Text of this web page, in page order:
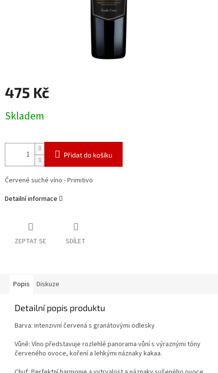
475 Kč
cena:
Skladem
Přidat do košíku
Červené suché víno - Primitivo
Detailní informace
ZEPTAT SE SDÍLET
Popis Diskuze
Detailní popis produktu
Barva: intenzivní červená s granátovými odlesky
Vůně: Víno představuje rozlehlé panorama vůní s výraznými tóny
červeného ovoce, koření a lehkými náznaky kakaa.